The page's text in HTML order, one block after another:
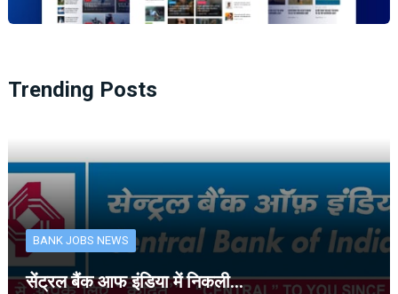
Trending Posts
BANK JOBS NEWS
सेंट्रल बैंक आफ इंडिया में निकली…